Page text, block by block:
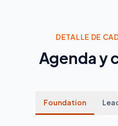
DETALLE DE
Agenda y
Foundation